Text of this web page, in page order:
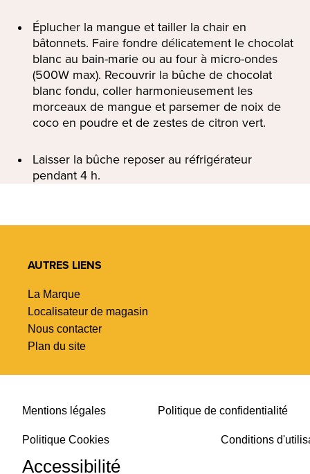
Éplucher la mangue et tailler la chair en
bâtonnets. Faire fondre délicatement le chocolat
blanc au bain-marie ou au four à micro-ondes
(500W max). Recouvrir la bûche de chocolat
blanc fondu, coller harmonieusement les
morceaux de mangue et parsemer de noix de
coco en poudre et de zestes de citron vert.
Laisser la bûche reposer au réfrigérateur
pendant 4 h.
AUTRES LIENS
La Marque
Localisateur de magasin
Nous contacter
Plan du site
Mentions légales Politique de confidentialité
Politique Cookies Conditions
Accessibilité